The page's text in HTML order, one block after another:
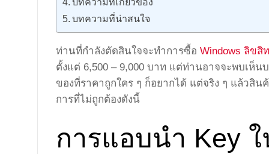
บทความที่น่าสนใจ
ท่านที่กำลังตัดสินใจจะทำการซื้อ Windows ลิขสิ
ตั้งแต่ 6,500 – 9,000 บาท แต่ท่านอาจจะพบเห็
ของที่ราคาถูกใคร ๆ ก็อยากได้ แต่จริง ๆ แล้วสิ
การที่ไม่ถูกต้องดังนี้
การแอบนำ Key